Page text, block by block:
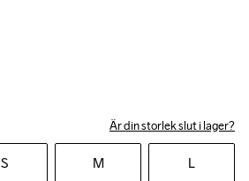
Är din storlek slut i lager?
S M L